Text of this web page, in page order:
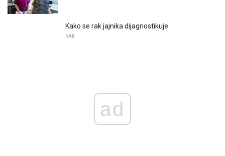
Kako se rak jajnika dijagnostikuje
RAK
ad